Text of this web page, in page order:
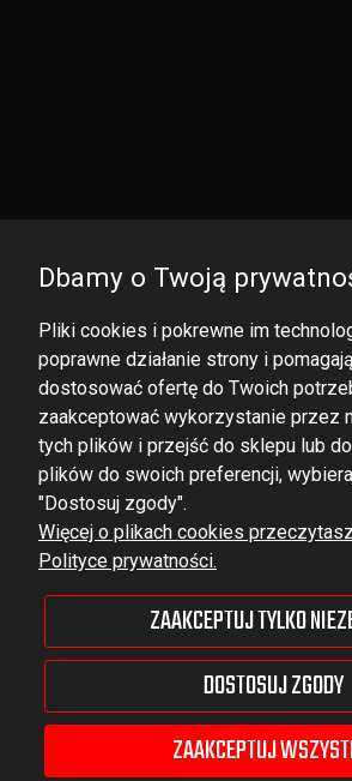
DOMINATOR GROUP Sp. z o.o.
Ludowa 59, 43-514 Kaniów,
POLAND
VAT ID No.: 6521751083
dominator@dominator.pl
© Copyright 2022 | Dominator Group Sp. z o. o.
Dbamy o Twoją
Pliki cookies i pokrewne im
poprawne działanie strony i
dostosować ofertę do Twoich
zaakceptować wykorzystanie przez
tych plików i przejść do sklepu lub
plików do swoich preferencji,
"Dostosuj zgody".
Więcej o plikach cookies
Polityce prywatności.
ZAAKCEPTUJ TYLKO
DOSTOSUJ ZGODY
ZAAKCEPTUJ